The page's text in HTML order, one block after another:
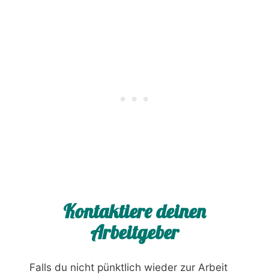
Kontaktiere deinen
Arbeitgeber
Falls du nicht pünktlich wieder zur Arbeit